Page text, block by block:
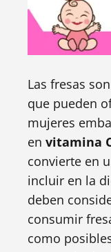
Las fresas
que pueden
mujeres
en vitamina
convierte en
incluir en la
deben
consumir
como